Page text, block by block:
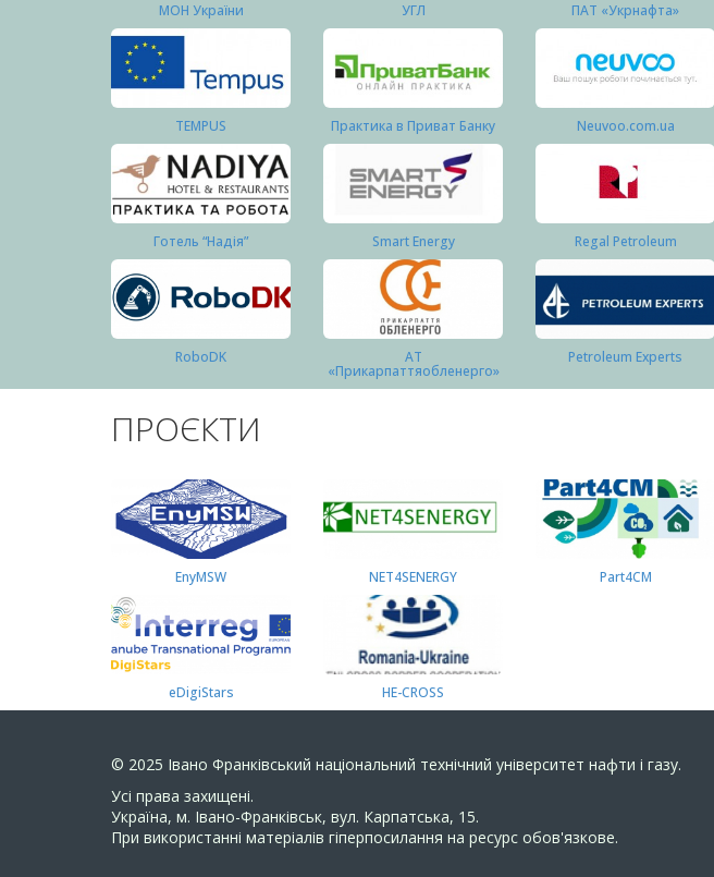
МОН України УГЛ ПАТ «Укрнафта»
TEMPUS Практика в Приват Банку Neuvoo.com.ua
Готель “Надія” Smart Energy Regal Petroleum
RoboDK АТ
«Прикарпаттяобленерго»
Petroleum Experts
ПРОЄКТИ
EnyMSW NET4SENERGY Part4СМ
eDigiStars HE-CROSS
© 2025 Івано Франківський національний технічний університет нафти і газу.
Усi права захищенi.
Україна, м. Івано-Франківськ, вул. Карпатська, 15.
При використанні матеріалів гіперпосилання на ресурс обов'язкове.